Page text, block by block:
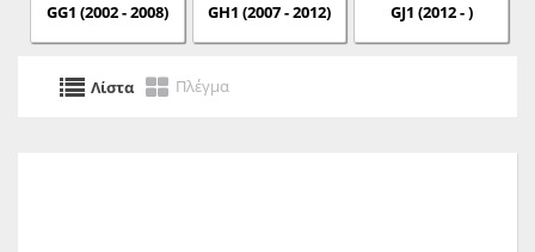
GG1 (2002 - 2008) GH1 (2007 - 2012) GJ1 (2012 - )
Λίστα Πλέγμα